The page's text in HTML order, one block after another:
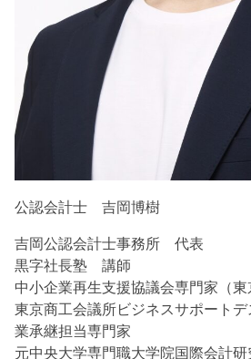
公認会計士 吉岡博樹
吉岡公認会計士事務所 代表
黒字社長塾 講師
中小企業再生支援協議会専門家（東
東京商工会議所ビジネスサポート
業承継担当専門家
元中央大学専門職大学院国際会計